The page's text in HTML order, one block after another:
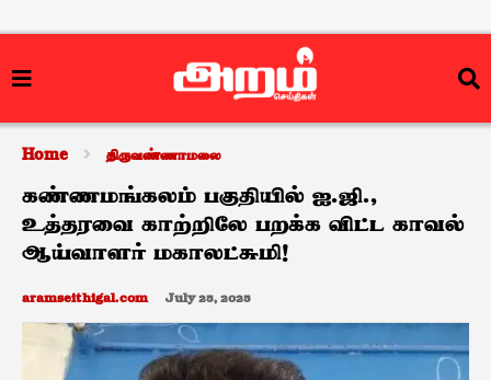
Home திருவண்ணாமலை
கண்ணமங்கலம் பகுதியில் ஐ.ஜி.,
உத்தரவை காற்றிலே பறக்க விட்ட காவல்
ஆய்வாளர் மகாலட்சுமி!
aramseithigal.com July 25, 2025